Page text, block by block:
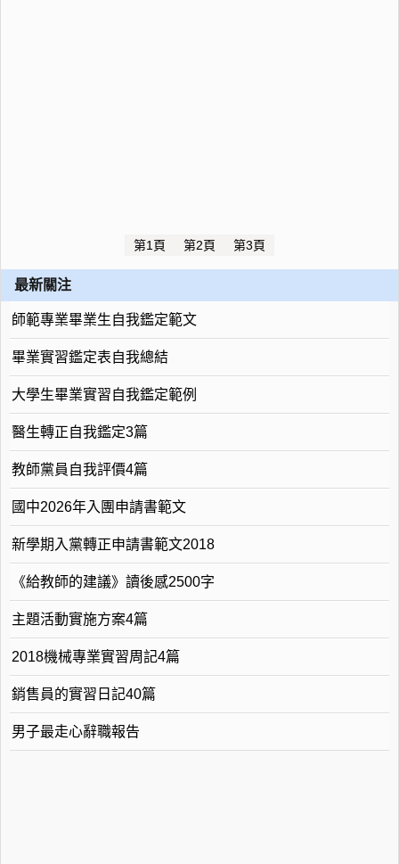
第1頁 第2頁 第3頁
最新關注
師範專業畢業生自我鑑定範文
畢業實習鑑定表自我總結
大學生畢業實習自我鑑定範例
醫生轉正自我鑑定3篇
教師黨員自我評價4篇
國中2026年入團申請書範文
新學期入黨轉正申請書範文2018
《給教師的建議》讀後感2500字
主題活動實施方案4篇
2018機械專業實習周記4篇
銷售員的實習日記40篇
男子最走心辭職報告